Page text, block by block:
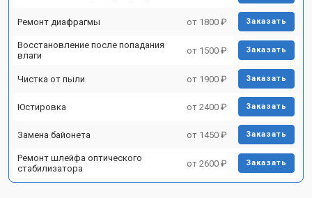
Ремонт диафрагмы от 1800 ₽ Заказать
Восстановление после попадания
влаги
от 1500 ₽ Заказать
Чистка от пыли от 1900 ₽ Заказать
Юстировка от 2400 ₽ Заказать
Замена байонета от 1450 ₽ Заказать
Ремонт шлейфа оптического
стабилизатора
от 2600 ₽ Заказать